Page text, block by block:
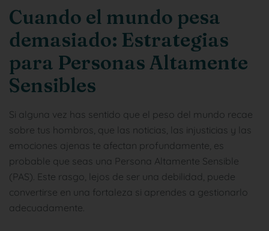
Cuando el mundo pesa
demasiado: Estrategias
para Personas Altamente
Sensibles
Si alguna vez has sentido que el peso del mundo recae
sobre tus hombros, que las noticias, las injusticias y las
emociones ajenas te afectan profundamente, es
probable que seas una Persona Altamente Sensible
(PAS). Este rasgo, lejos de ser una debilidad, puede
convertirse en una fortaleza si aprendes a gestionarlo
adecuadamente.